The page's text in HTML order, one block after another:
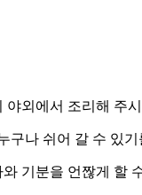
외에서 조리해 주
구나 쉬어 갈 수 있
기분을 언짢게 할